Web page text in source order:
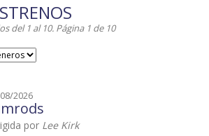
del 1 al 10. Página 1 de 10
2026
por Lee Kirk